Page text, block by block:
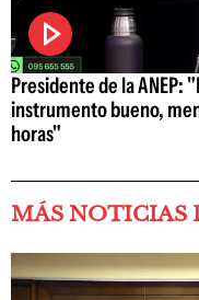
Presidente de la ANEP:
instrumento bueno,
horas"
MÁS NOTICIAS